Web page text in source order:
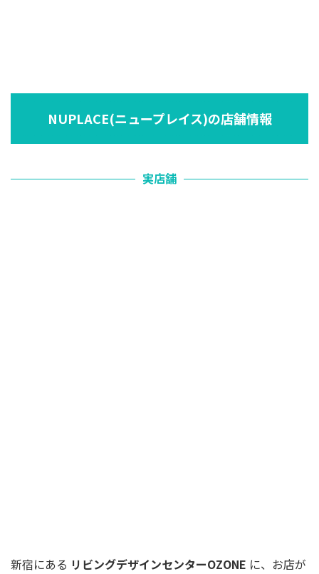
NUPLACE(ニュープレイス)の店舗情報
実店舗
新宿にある リビングデザインセンターOZONE に、お店が